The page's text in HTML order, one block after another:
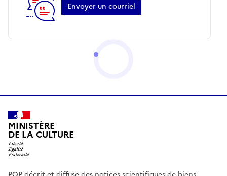
Envoyer un courriel
MINISTÈRE
DE LA CULTURE